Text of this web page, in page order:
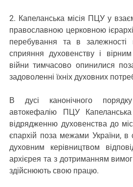
2. Капеланська місія ПЦУ у
православною церковною
перебування та в залежності
сприяння духовенству і
війни тимчасово опинилися
задоволенні їхніх духовних
В дусі канонічного
автокефалію ПЦУ
відрядженню духовенства до
єпархій поза межами України, в
духовним керівництвом
архієрея та з дотриманням
здійснюють свою працю.